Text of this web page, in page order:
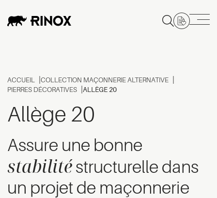
ACCUEIL
COLLECTION MAÇONNERIE ALTERNATIVE
PIERRES DÉCORATIVES
ALLÈGE 20
Allège 20
Assure une bonne
stabilité structurelle dans
un projet de maçonnerie